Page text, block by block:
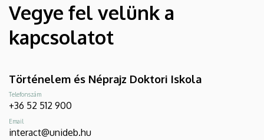
Vegye fel velünk a
kapcsolatot
Történelem és Néprajz Doktori Iskola
Telefonszám
+36 52 512 900
Email
interact@unideb.hu